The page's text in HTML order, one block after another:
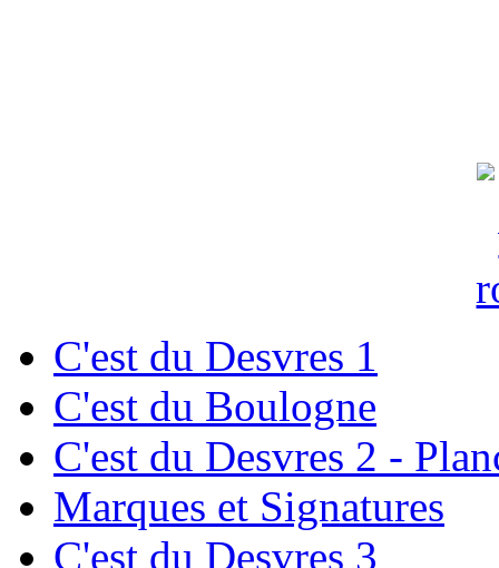
C'est du Desvres 1
C'est du Boulogne
C'est du Desvres 2 -
Marques et Signatures
C'est du Desvres 3